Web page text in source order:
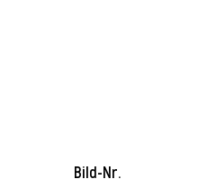
Bild-Nr.